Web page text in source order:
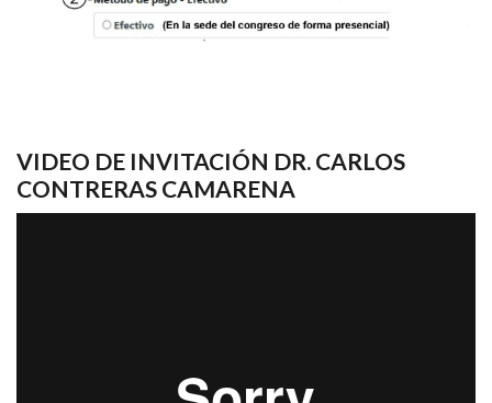
VIDEO DE INVITACIÓN DR. CARLOS
CONTRERAS CAMARENA